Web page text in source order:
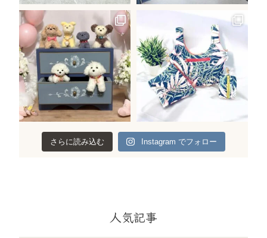
さらに読み込む Instagram でフォロー
人気記事